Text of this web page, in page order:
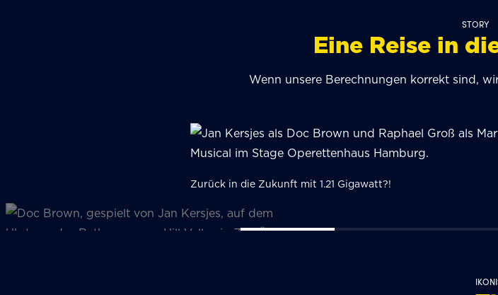
STORY
Eine Reise in
Wenn unsere Berechnungen korrekt sind,
Zurück in die Zukunft mit 1.21 Gigawatt?!